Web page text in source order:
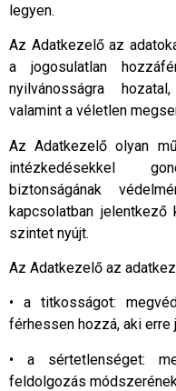
legyen.
Az Adatkezelő az
a jogosulatlan
nyilvánosságra
valamint a véletlen
Az Adatkezelő olyan
intézkedésekkel
biztonságának
kapcsolatban jelentkező
szintet nyújt.
Az Adatkezelő az
• a titkosságot:
férhessen hozzá, aki erre
• a sértetlenséget:
feldolgozás